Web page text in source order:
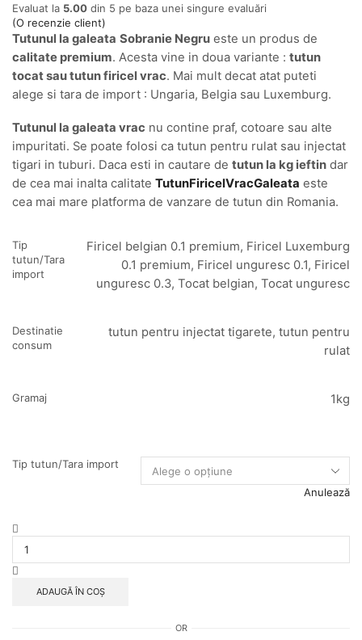
prețuri:
130,00 lei
până
la
200,00 lei
Evaluat la 5.00 din 5 pe baza unei singure evaluări
(O recenzie client)
Tutunul la galeata Sobranie Negru este un produs de
calitate premium. Acesta vine in doua variante : tutun
tocat sau tutun firicel vrac. Mai mult decat atat puteti
alege si tara de import : Ungaria, Belgia sau Luxemburg.
Tutunul la galeata vrac nu contine praf, cotoare sau alte
impuritati. Se poate folosi ca tutun pentru rulat sau injectat
tigari in tuburi. Daca esti in cautare de tutun la kg ieftin dar
de cea mai inalta calitate TutunFiricelVracGaleata este
cea mai mare platforma de vanzare de tutun din Romania.
Tip
tutun/Tara
import
Firicel belgian 0.1 premium, Firicel Luxemburg
0.1 premium, Firicel unguresc 0.1, Firicel
unguresc 0.3, Tocat belgian, Tocat unguresc
Destinatie
consum
tutun pentru injectat tigarete, tutun pentru
rulat
Gramaj 1kg
Tip tutun/Tara import
Anulează
Tutun
Galeata
Sobranie
ADAUGĂ ÎN COȘ
OR